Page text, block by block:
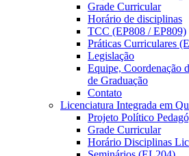
Grade Curricular
Horário de disciplinas
TCC (EP808 / EP809)
Práticas Curriculares
Legislação
Equipe, Coordenação
de Graduação
Contato
Licenciatura Integrada em
Projeto Político
Grade Curricular
Horário Disciplinas